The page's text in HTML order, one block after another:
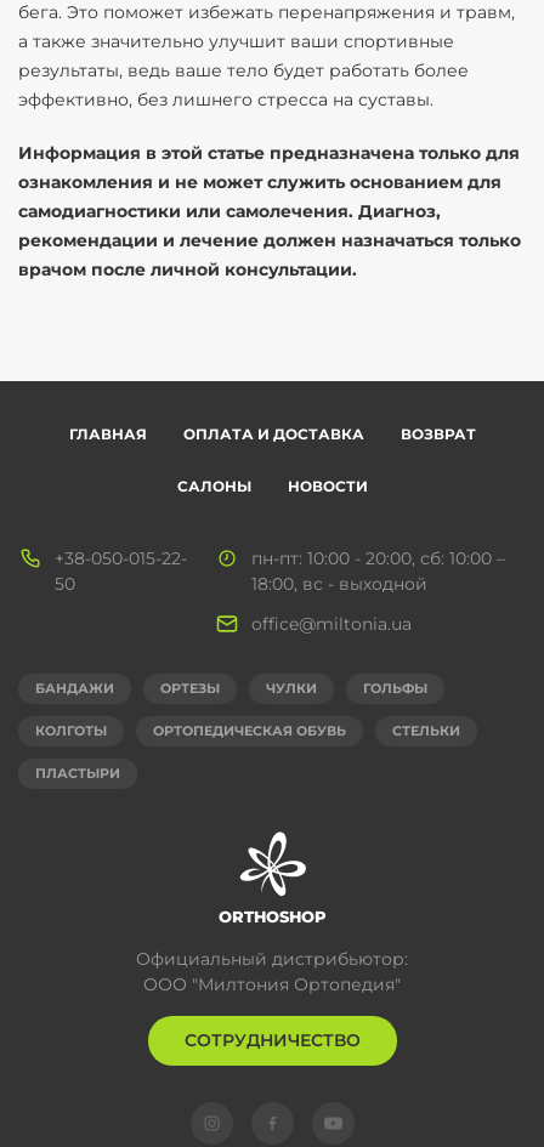
бега. Это поможет избежать перенапряжения и травм,
а также значительно улучшит ваши спортивные
результаты, ведь ваше тело будет работать более
эффективно, без лишнего стресса на суставы.
Информация в этой статье предназначена только для
ознакомления и не может служить основанием для
самодиагностики или самолечения. Диагноз,
рекомендации и лечение должен назначаться только
врачом после личной консультации.
ORTHOSHOP
Официальный дистрибьютор:
ООО "Милтония Ортопедия"
СОТРУДНИЧЕСТВО
пн-пт: 10:00 - 20:00, сб: 10:00 –
18:00, вс - выходной
+38-050-015-22-
50
office@miltonia.ua
БАНДАЖИ ОРТЕЗЫ ЧУЛКИ ГОЛЬФЫ
КОЛГОТЫ ОРТОПЕДИЧЕСКАЯ ОБУВЬ СТЕЛЬКИ
ПЛАСТЫРИ
ГЛАВНАЯ ОПЛАТА И ДОСТАВКА ВОЗВРАТ
САЛОНЫ НОВОСТИ